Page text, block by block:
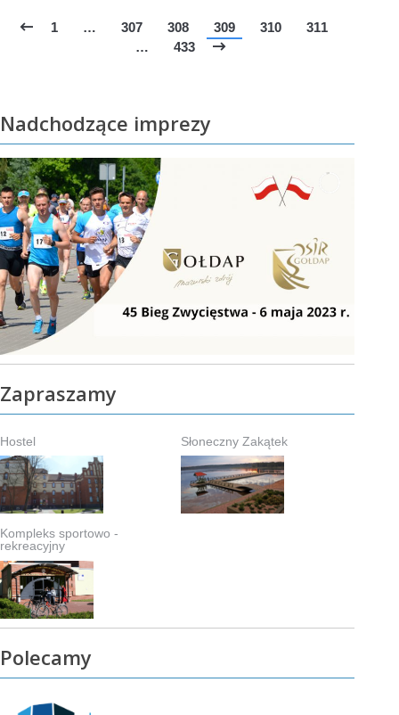
1 … 307 308 309 310
311
…
433
Nadchodzące imprezy
Zapraszamy
Hostel Słoneczny Zakątek
Kompleks sportowo -
rekreacyjny
Polecamy